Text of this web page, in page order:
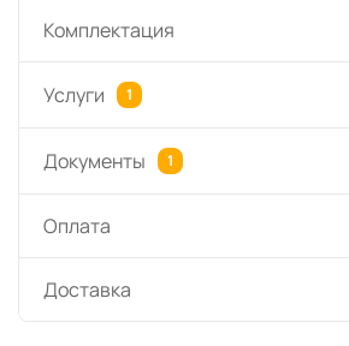
Комплектация
Услуги 1
Документы 1
Оплата
Доставка